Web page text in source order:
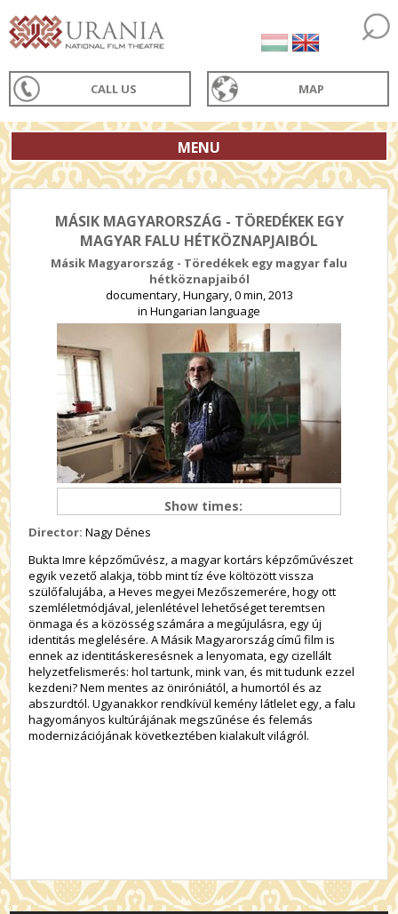
CALL US MAP
MENU
MÁSIK MAGYARORSZÁG - TÖREDÉKEK EGY
MAGYAR FALU HÉTKÖZNAPJAIBÓL
Másik Magyarország - Töredékek egy magyar falu
hétköznapjaiból
documentary, Hungary, 0 min, 2013
in Hungarian language
Show times:
Director: Nagy Dénes
Bukta Imre képzőművész, a magyar kortárs képzőművészet
egyik vezető alakja, több mint tíz éve költözött vissza
szülőfalujába, a Heves megyei Mezőszemerére, hogy ott
szemléletmódjával, jelenlétével lehetőséget teremtsen
önmaga és a közösség számára a megújulásra, egy új
identitás meglelésére. A Másik Magyarország című film is
ennek az identitáskeresésnek a lenyomata, egy cizellált
helyzetfelismerés: hol tartunk, mink van, és mit tudunk ezzel
kezdeni? Nem mentes az öniróniától, a humortól és az
abszurdtól. Ugyanakkor rendkívül kemény látlelet egy, a falu
hagyományos kultúrájának megszűnése és felemás
modernizációjának következtében kialakult világról.